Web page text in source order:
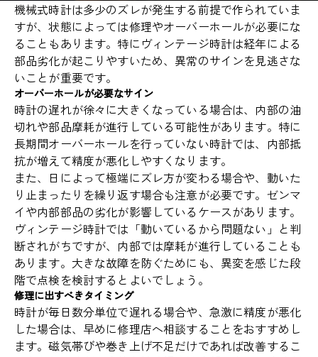
機械式時計は多少のズレが発生する前提で作られていま
すが、状態によっては修理やオーバーホールが必要にな
ることもあります。特にヴィンテージ時計は経年による
部品劣化が起こりやすいため、異常のサインを見逃さな
いことが重要です。
オーバーホールが必要なサイン
時計の遅れが徐々に大きくなっている場合は、内部の油
切れや部品摩耗が進行している可能性があります。特に
長期間オーバーホールを行っていない時計では、内部抵
抗が増えて精度が悪化しやすくなります。
また、日によって極端にズレ方が変わる場合や、動いた
り止まったりを繰り返す場合も注意が必要です。ゼンマ
イや内部部品の劣化が影響しているケースがあります。
ヴィンテージ時計では「動いているから問題ない」と判
断されがちですが、内部では摩耗が進行していることも
あります。大きな故障を防ぐためにも、異変を感じた段
階で点検を検討するとよいでしょう。
修理に出すべきタイミング
時計が毎日数分単位で遅れる場合や、急激に精度が悪化
した場合は、早めに修理店へ相談することをおすすめし
ます。磁気帯びや巻き上げ不足だけであれば改善するこ